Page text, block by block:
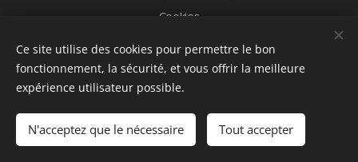
Ajouter au panier
Cookies
Langues
Nederlands
English Español Français
Ce site utilise des cookies pour permettre le bon
fonctionnement, la sécurité, et vous offrir la meilleure
expérience utilisateur possible.
N'acceptez que le nécessaire Tout accepter